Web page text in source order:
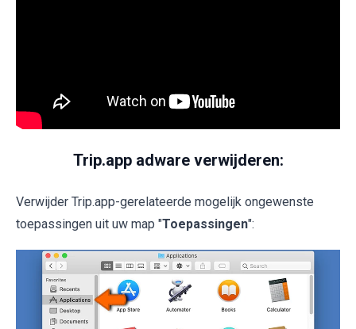
Trip.app adware verwijderen:
Verwijder Trip.app-gerelateerde mogelijk ongewenste
toepassingen uit uw map "Toepassingen":